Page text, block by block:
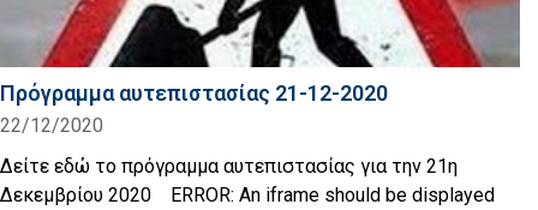
Πρόγραμμα αυτεπιστασίας 21-12-2020
22/12/2020
Δείτε εδώ το πρόγραμμα αυτεπιστασίας για την 21η
Δεκεμβρίου 2020 ERROR: An iframe should be displayed